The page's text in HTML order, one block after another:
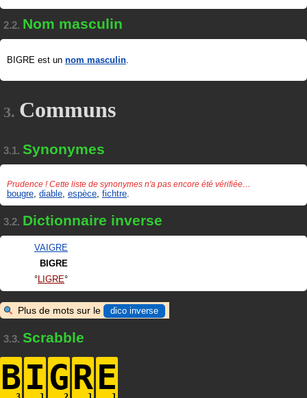
2.2. Nom masculin
BIGRE est un nom masculin.
3. Communs
3.1. Synonymes
Prudence ! Cette liste de synonymes n'a pas encore été vérifiée…
bougre diable espèce fichtre
3.2. Dictionnaire inverse
VAIGRE
BIGRE
LIGRE
Plus de mots sur le dico inverse
3.3. Scrabble
BIGRE